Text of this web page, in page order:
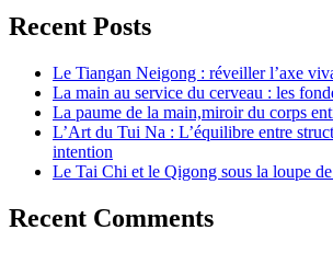
Recent Posts
Le Tiangan Neigong : réveiller l’axe
La main au service du cerveau : les
La paume de la main,miroir du corps
L’Art du Tui Na : L’équilibre entre
intention
Le Tai Chi et le Qigong sous la loupe
Recent Comments